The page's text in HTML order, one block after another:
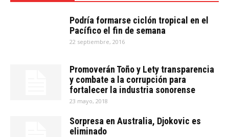
Podría formarse ciclón tropical en el
Pacífico el fin de semana
22 septiembre, 2016
Promoverán Toño y Lety transparencia
y combate a la corrupción para
fortalecer la industria sonorense
23 mayo, 2018
Sorpresa en Australia, Djokovic es
eliminado